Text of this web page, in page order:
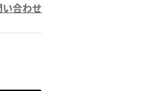
合わせ